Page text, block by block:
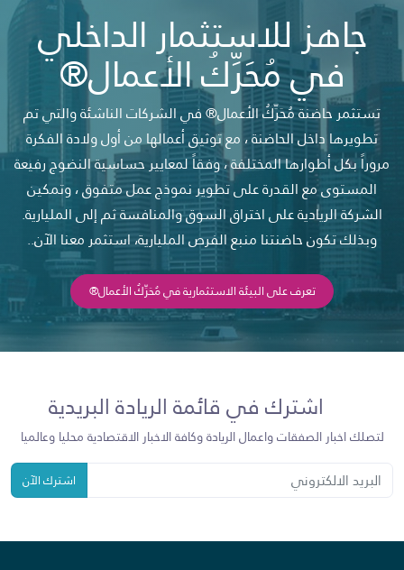
جاهز للاستثمار الداخلي
في مُحَرِّكُ الأعمال®
تستثمر حاضنة مُحَرِّكُ الأعمال® في الشركات الناشئة والتي تم
تطويرها داخل الحاضنة ، مع توثيق أعمالها من أول ولادة الفكرة
مروراً بكل أطوارها المختلفة ، وفقاً لمعايير حساسية النضوج رفيعة
المستوى مع القدرة على تطوير نموذج عمل متفوق ، وتمكين
الشركة الريادية على اختراق السوق والمنافسة ثم إلى المليارية.
وبذلك تكون حاضنتنا منبع الفرص المليارية، استثمر معنا الآن..
تعرف على البيئة الاستثمارية في مُحَرِّكُ الأعمال®
اشترك في قائمة الريادة البريدية
لتصلك اخبار الصفقات واعمال الريادة وكافة الاخبار الاقتصادية محليا وعالميا
اشترك الآن